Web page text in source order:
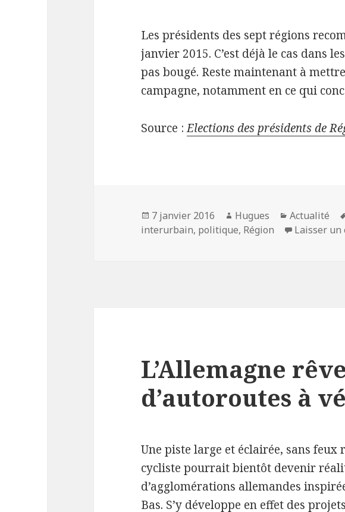
Les présidents des sept régions
janvier 2015. C’est déjà le cas dans
pas bougé. Reste maintenant à
campagne, notamment en ce qui
Source :Elections des présidents de
Publié
le
7 janvier 2016 Auteur
Hugues Catégories
Actualité
interurbain, politique, Région Laisser un
L’Allemagne
d’autoroutes à
Une piste large et éclairée, sans
cycliste pourrait bientôt devenir
d’agglomérations allemandes
Bas. S’y développe en effet des